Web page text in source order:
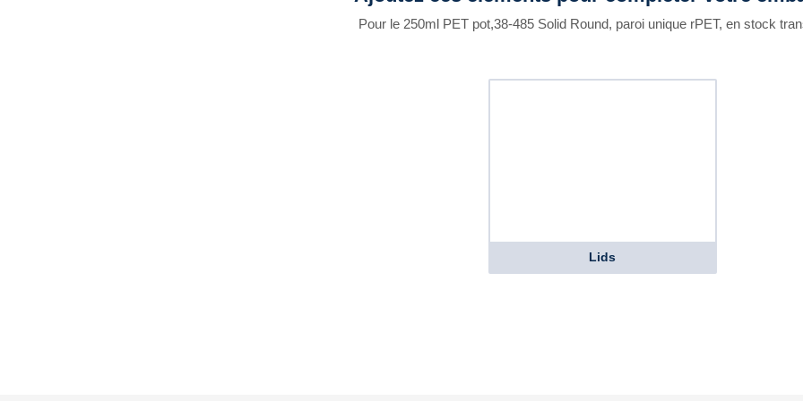
Pour le 250ml PET pot,38-485 Solid Round, paroi unique rPET, en stock
Lids